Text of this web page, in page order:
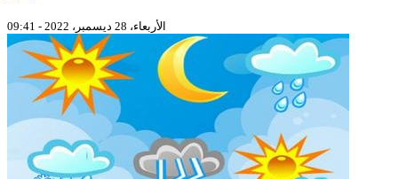
الأربعاء، 28 ديسمبر، 2022 - 09:41